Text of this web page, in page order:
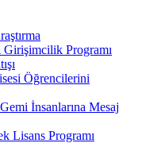
Programı
Öğrencilerini
İnsanlarına Mesaj
Lisans Programı